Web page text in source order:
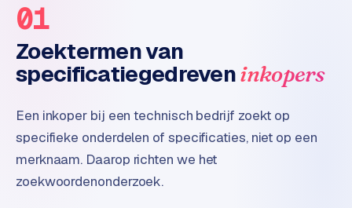
n
i
n
e
W
o
01
Zoektermen van
specificatiegedreveninkopers
Een inkoper bij een technisch bedrijf zoekt op
specifieke onderdelen of specificaties, niet op een
merknaam. Daarop richten we het
zoekwoordenonderzoek.